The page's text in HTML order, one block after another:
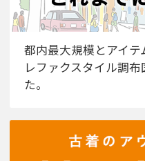
都内最大規模とアイ
レファクスタイル調
た。